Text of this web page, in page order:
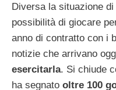
Diversa la situazione di
possibilità di giocare
anno di contratto con i
notizie che arrivano
esercitarla. Si chiude
ha segnato oltre 100